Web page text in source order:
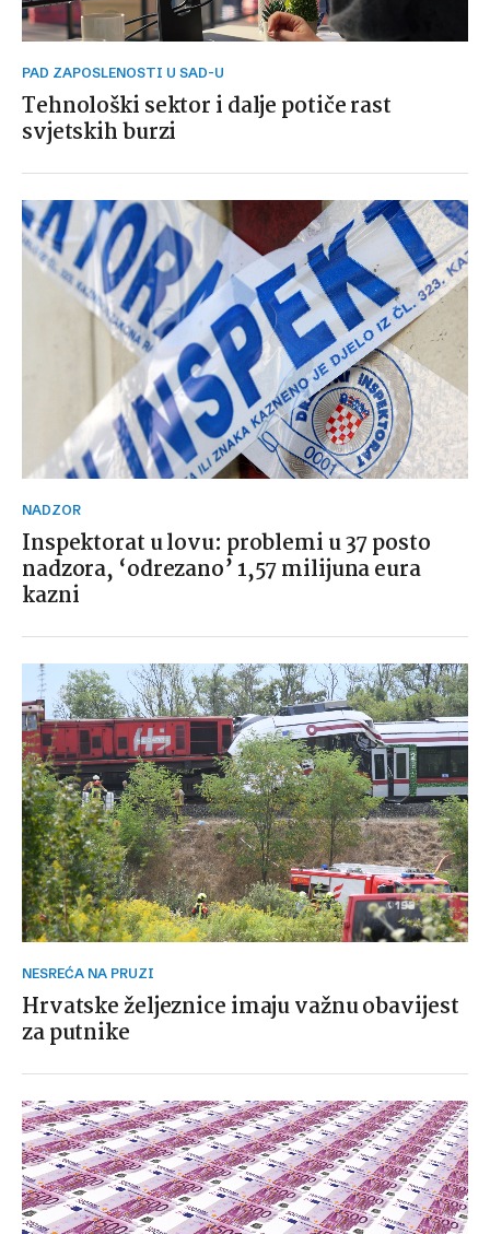
PAD ZAPOSLENOSTI U SAD-U
Tehnološki sektor i dalje potiče rast
svjetskih burzi
NADZOR
Inspektorat u lovu: problemi u 37 posto
nadzora, ‘odrezano’ 1,57 milijuna eura
kazni
NESREĆA NA PRUZI
Hrvatske željeznice imaju važnu obavijest
za putnike